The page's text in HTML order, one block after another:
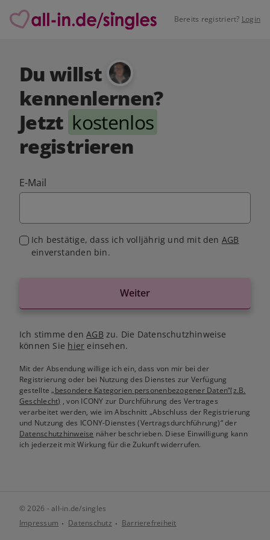
Bereits registriert? Login
Du willst
kennenlernen?
Jetzt kostenlos
registrieren
E-Mail
Ich bestätige, dass ich volljährig und mit den AGB
einverstanden bin.
Weiter
Ich stimme denAGB zu. Die Datenschutzhinweise
können Sie hier einsehen.
Mit der Absendung willige ich ein, dass von mir bei der
Registrierung oder bei Nutzung des Dienstes zur Verfügung
gestellte„besondere Kategorien personenbezogener Daten“(z.B.
Geschlecht) , von ICONY zur Durchführung des Vertrages
verarbeitet werden, wie im Abschnitt „Abschluss der Registrierung
und Nutzung des ICONY-Dienstes (Vertragsdurchführung)“ der
Datenschutzhinweise näher beschrieben. Diese Einwilligung kann
ich jederzeit mit Wirkung für die Zukunft widerrufen.
© 2026 - all-in.de/singles
Impressum
Datenschutz Barrierefreiheit